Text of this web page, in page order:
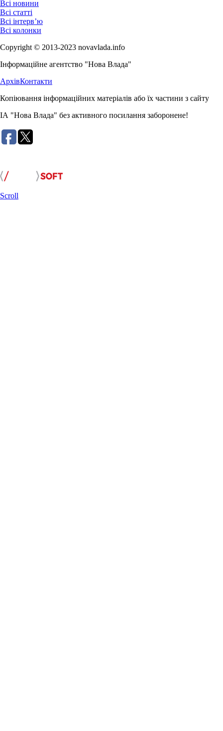
Всі новини
Всі статті
Всі інтерв’ю
Всі колонки
Copyright © 2013-2023 novavlada.info
Інформаційне агентство "Нова Влада"
АрхівКонтакти
Копіювання інформаційних матеріалів або їх частини з сайту
ІА "Нова Влада" без активного посилання заборонене!
Scroll